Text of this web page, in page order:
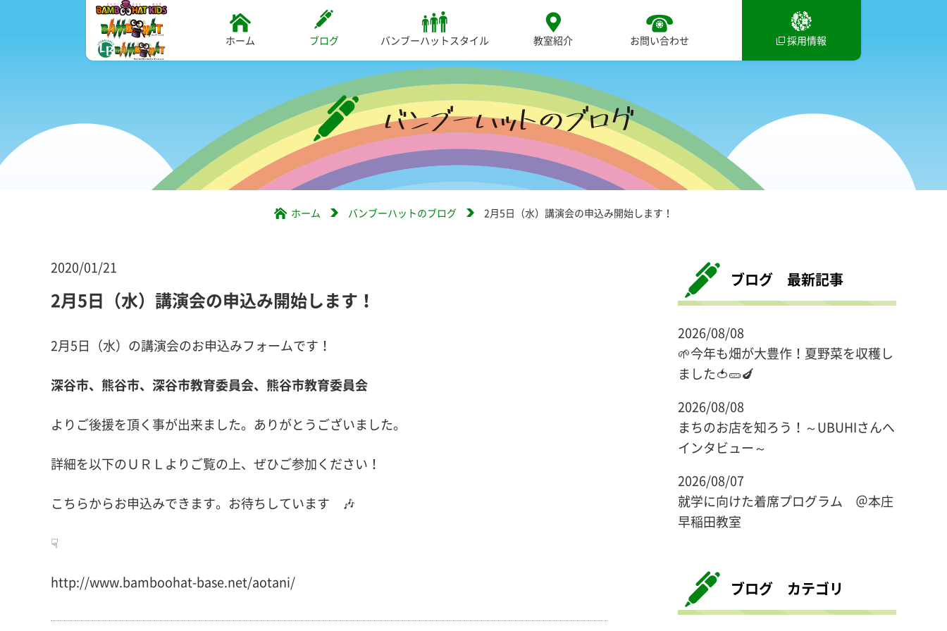
ホーム ブログ バンブーハットスタイル 教室紹介 お問い合わせ 採用情報
ホーム バンブーハットのブログ 2月5日（水）講演会の申込み開始します！
2020/01/21
2月5日（水）講演会の申込み開始します！
2月5日（水）の講演会のお申込みフォームです！
深谷市、熊谷市、深谷市教育委員会、熊谷市教育委員会
よりご後援を頂く事が出来ました。ありがとうございました。
詳細を以下のＵＲＬよりご覧の上、ぜひご参加ください！
こちらからお申込みできます。お待ちしています 🎶
☟
http://www.bamboohat-base.net/aotani/
ブログ 最新記事
2026/08/08
🌱今年も畑が大豊作！夏野菜を収穫し
ました🍅🥒🍆
2026/08/08
まちのお店を知ろう！～UBUHIさんへ
インタビュー～
2026/08/07
就学に向けた着席プログラム ＠本庄
早稲田教室
ブログ カテゴリ